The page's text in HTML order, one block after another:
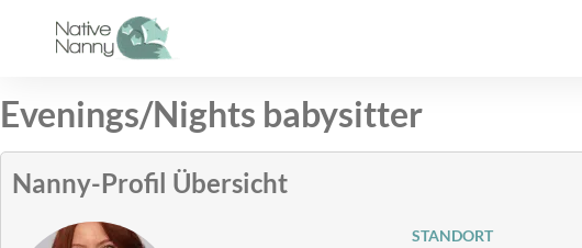
Evenings/Nights babysitter
Nanny-Profil Übersicht
STANDORT